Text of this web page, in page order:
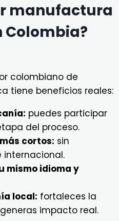
manufactura
Colombia?
colombiano de
tiene beneficios reales:
puedes participar
del proceso.
cortos: sin
internacional.
mismo idioma y
local: fortaleces la
impacto real.